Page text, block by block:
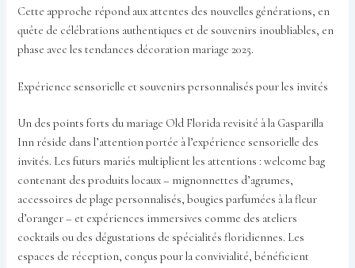
Cette approche répond aux attentes des nouvelles générations, en
quête de célébrations authentiques et de souvenirs inoubliables, en
phase avec les tendances décoration mariage 2025.
Expérience sensorielle et souvenirs personnalisés pour les invités
Un des points forts du mariage Old Florida revisité à la Gasparilla
Inn réside dans l’attention portée à l’expérience sensorielle des
invités. Les futurs mariés multiplient les attentions : welcome bag
contenant des produits locaux – mignonnettes d’agrumes,
accessoires de plage personnalisés, bougies parfumées à la fleur
d’oranger – et expériences immersives comme des ateliers
cocktails ou des dégustations de spécialités floridiennes. Les
espaces de réception, conçus pour la convivialité, bénéficient